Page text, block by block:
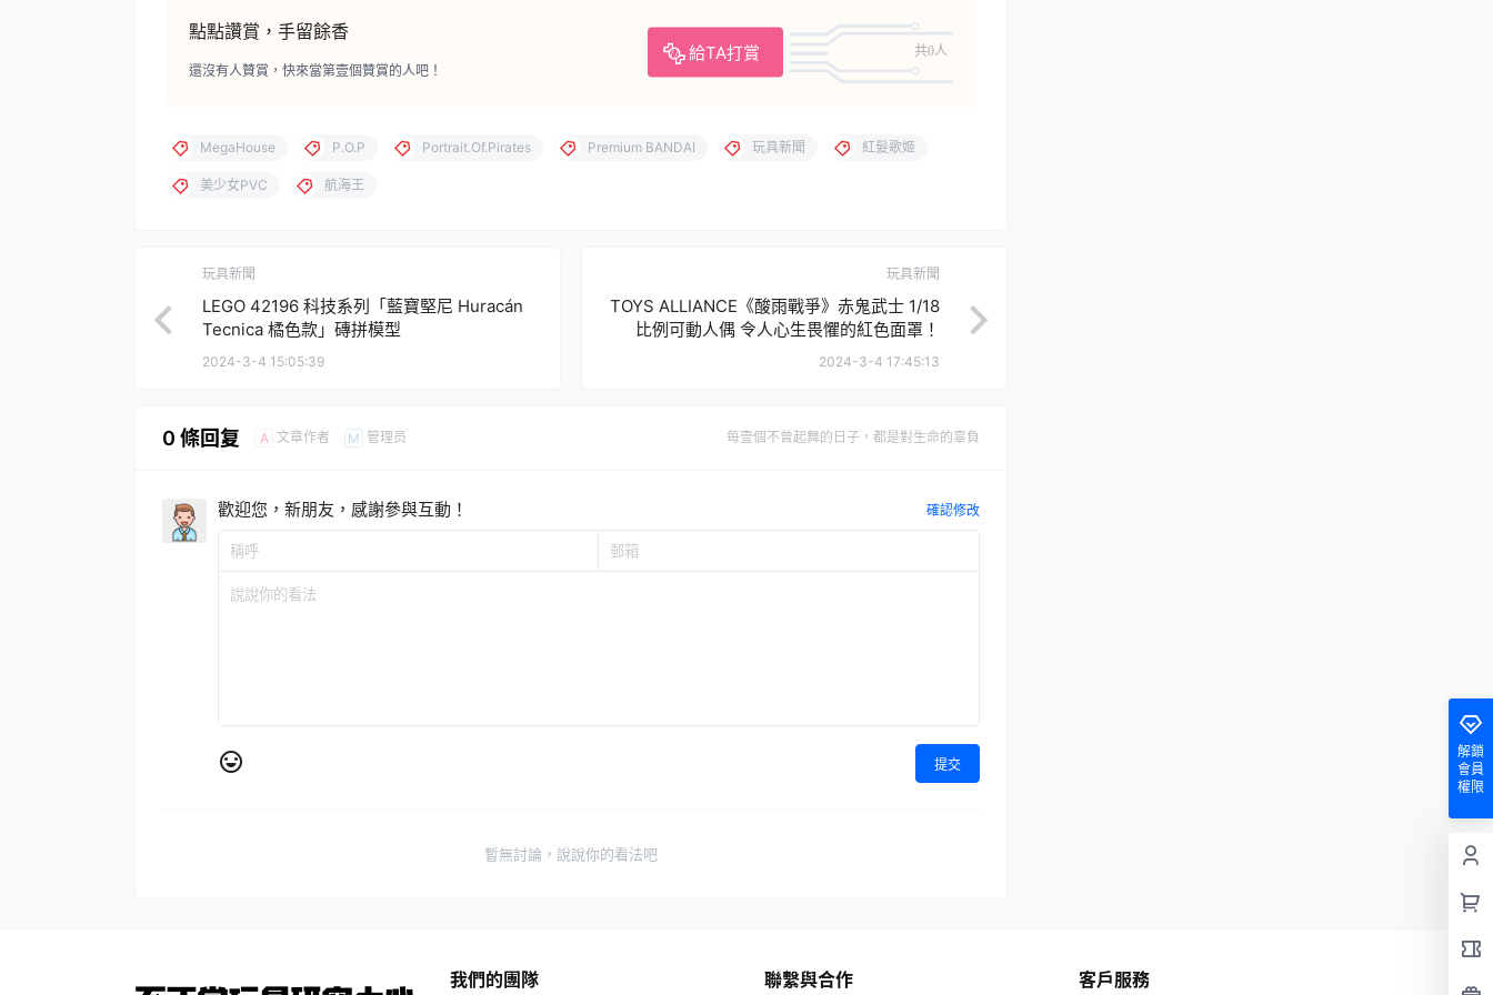
點點讚賞，手留餘香
給TA打賞 共0人
還沒有人贊賞，快來當第壹個贊賞的人吧！
MegaHouse P.O.P Portrait.Of.Pirates Premium BANDAI 玩具新聞 紅髮歌姬
美少女PVC 航海王
玩具新聞
LEGO 42196 科技系列「藍寶堅尼 Huracán
Tecnica 橘色款」磚拼模型
2024-3-4 15:05:39
玩具新聞
TOYS ALLIANCE《酸雨戰爭》赤鬼武士 1/18
比例可動人偶 令人心生畏懼的紅色面罩！
2024-3-4 17:45:13
0 條回复 A 文章作者 M 管理员 每壹個不曾起舞的日子，都是對生命的辜負
歡迎您，新朋友，感謝參與互動！ 確認修改
提交
暫無討論，說說你的看法吧
解鎖
會員
權限
我們的團隊 聯繫與合作 客戶服務